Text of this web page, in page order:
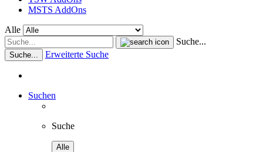
MSTS AddOns
Alle
Suche...
Suche... Erweiterte Suche
Suchen
Suche
Alle